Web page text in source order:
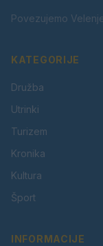
Povezujemo
KATEGORIJE
Družba
Utrinki
Turizem
Kronika
Kultura
Šport
INFORMACIJE